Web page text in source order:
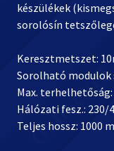
készülékek
sorolósín
Keresztmetszet:
Sorolható modulok
Max. terhelhetőság:
Hálózati fesz.: 230/
Teljes hossz: 1000